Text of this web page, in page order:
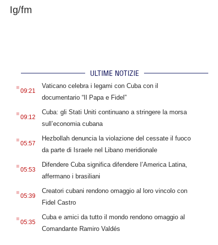
Ig/fm
ULTIME NOTIZIE
.09:21
Vaticano celebra i legami con Cuba con il
documentario “Il Papa e Fidel”
.09:12
Cuba: gli Stati Uniti continuano a stringere la morsa
sull’economia cubana
.05:57
Hezbollah denuncia la violazione del cessate il fuoco
da parte di Israele nel Libano meridionale
.05:53
Difendere Cuba significa difendere l’America Latina,
affermano i brasiliani
.05:39
Creatori cubani rendono omaggio al loro vincolo con
Fidel Castro
.05:35
Cuba e amici da tutto il mondo rendono omaggio al
Comandante Ramiro Valdés